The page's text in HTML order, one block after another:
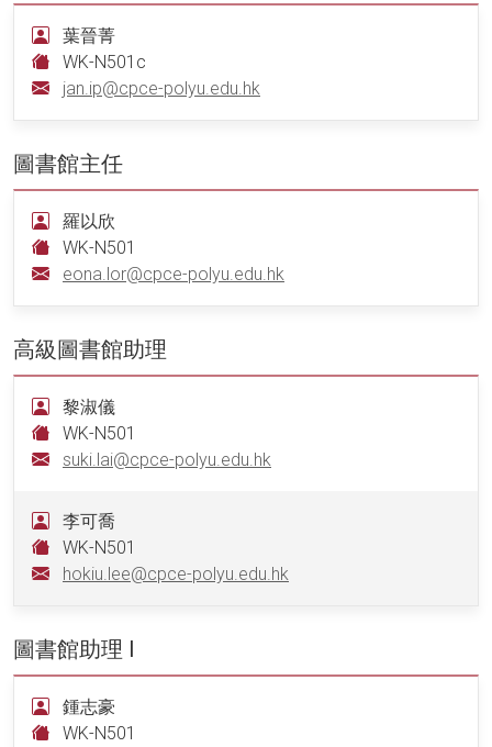
葉晉菁
WK-N501c
jan.ip@cpce-polyu.edu.hk
圖書館主任
羅以欣
WK-N501
eona.lor@cpce-polyu.edu.hk
高級圖書館助理
黎淑儀
WK-N501
suki.lai@cpce-polyu.edu.hk
李可喬
WK-N501
hokiu.lee@cpce-polyu.edu.hk
圖書館助理 I
鍾志豪
WK-N501